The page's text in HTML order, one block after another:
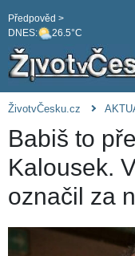
DNES: 26.5°C
Předpověd >
ŽivotvČesku.cz
Babiš to
Kalousek.
označil za